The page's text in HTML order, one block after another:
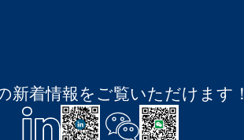
新着情報をご覧いただけます！